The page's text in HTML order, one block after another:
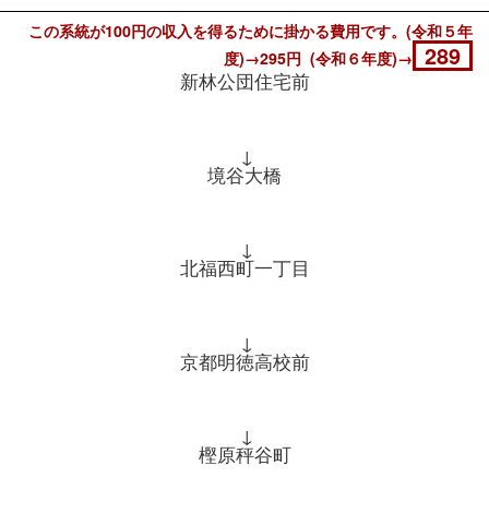
この系統が100円の収入を得るために掛かる費用です。(令和５年
度)→295円 (令和６年度)→ 289
新林公団住宅前
↓
境谷大橋
↓
北福西町一丁目
↓
京都明徳高校前
↓
樫原秤谷町